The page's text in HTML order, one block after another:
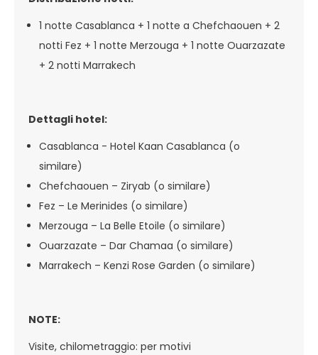
1 notte Casablanca + 1 notte a Chefchaouen + 2
notti Fez + 1 notte Merzouga + 1 notte Ouarzazate
+ 2 notti Marrakech
Dettagli hotel:
Casablanca - Hotel Kaan Casablanca (o
similare)
Chefchaouen – Ziryab (o similare)
Fez – Le Merinides (o similare)
Merzouga – La Belle Etoile (o similare)
Ouarzazate – Dar Chamaa (o similare)
Marrakech – Kenzi Rose Garden (o similare)
NOTE:
Visite, chilometraggio: per motivi